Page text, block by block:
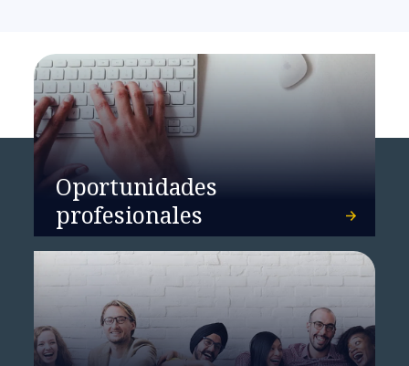
Oportunidades
profesionales